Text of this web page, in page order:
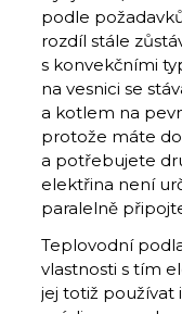
podle
rozdíl stále
s konvekčními
na vesnici se
a kotlem na
protože máte
a potřebujete
elektřina není
paralelně
Teplovodní
vlastnosti s tím
jej totiž používat